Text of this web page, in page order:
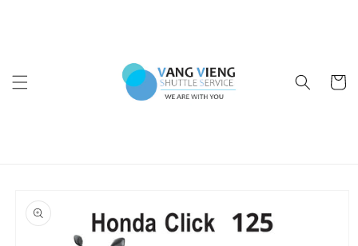
Cart
product
information